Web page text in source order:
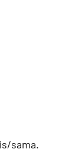
sama.